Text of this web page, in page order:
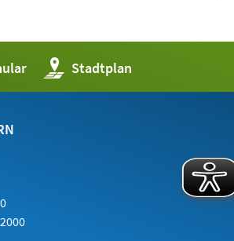
Stadtplan
(Öffnet
in
einem